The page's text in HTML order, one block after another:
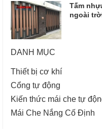
Tấm
ngoài
DANH MỤC
Thiết bị cơ khí
Cổng tự động
Kiến thức mái che tự
Mái Che Nắng Cố Định